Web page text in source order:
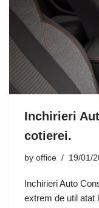
Inchirieri
cotierei.
by office 19/01/
Inchirieri Auto
extrem de util atat